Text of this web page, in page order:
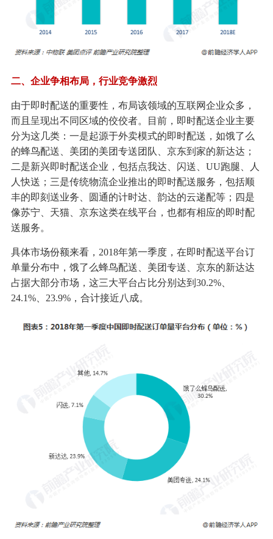
二、企业争相布局，行业竞争激烈
由于即时配送的重要性，布局该领域的互联网企业众多，
而且呈现出不同区域的佼佼者。目前，即时配送企业主要
分为这几类：一是起源于外卖模式的即时配送，如饿了么
的蜂鸟配送、美团的美团专送团队、京东到家的新达达；
二是新兴即时配送企业，包括点我达、闪送、UU跑腿、人
人快送；三是传统物流企业推出的即时配送服务，包括顺
丰的即刻送业务、圆通的计时达、韵达的云递配等；四是
像苏宁、天猫、京东这类在线平台，也都有相应的即时配
送服务。
具体市场份额来看，2018年第一季度，在即时配送平台订
单量分布中，饿了么蜂鸟配送、美团专送、京东的新达达
占据大部分市场，这三大平台占比分别达到30.2%、
24.1%、23.9%，合计接近八成。